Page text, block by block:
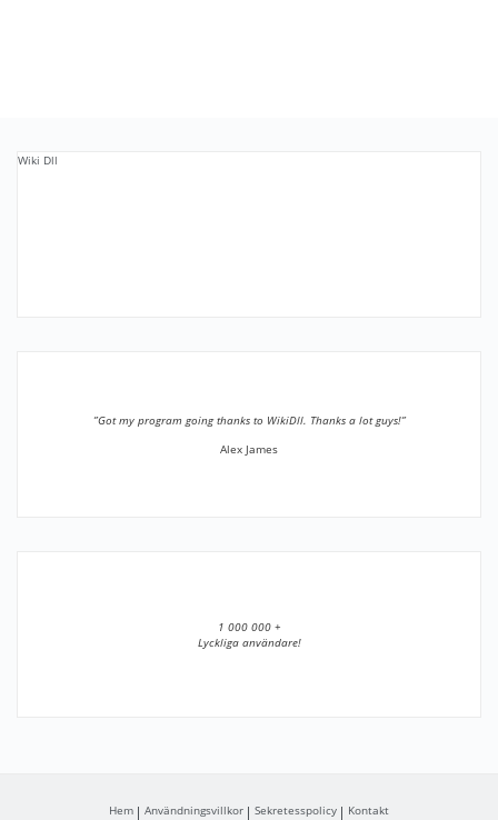
Wiki Dll
”Got my program going thanks to WikiDll. Thanks a lot guys!”
Alex James
1 000 000 +
Lyckliga användare!
Hem Användningsvillkor Sekretesspolicy Kontakt